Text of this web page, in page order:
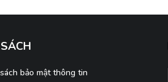
bảo mật thông tin